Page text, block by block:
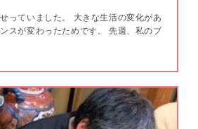
っていました。 大きな生活の変化があ
スが変わったためです。 先週、私のブ